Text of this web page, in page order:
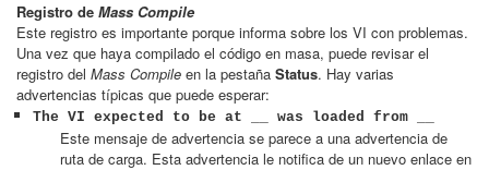
Registro de Mass Compile
Este registro es importante porque informa sobre los VI con problemas.
Una vez que haya compilado el código en masa, puede revisar el
registro del Mass Compile en la pestaña Status. Hay varias
advertencias típicas que puede esperar:
The VI expected to be at __ was loaded from __
Este mensaje de advertencia se parece a una advertencia de
ruta de carga. Esta advertencia le notifica de un nuevo enlace en